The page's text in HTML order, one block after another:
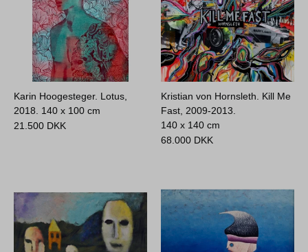
Karin Hoogesteger. Lotus,
2018. 140 x 100 cm
21.500 DKK
Kristian von Hornsleth. Kill Me
Fast, 2009-2013.
140 x 140 cm
68.000 DKK